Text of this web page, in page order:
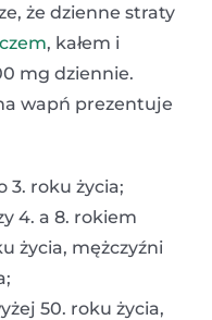
że dzienne straty
, kałem i
mg dziennie.
wapń prezentuje
3. roku życia;
4. a 8. rokiem
życia, mężczyźni
50. roku życia,